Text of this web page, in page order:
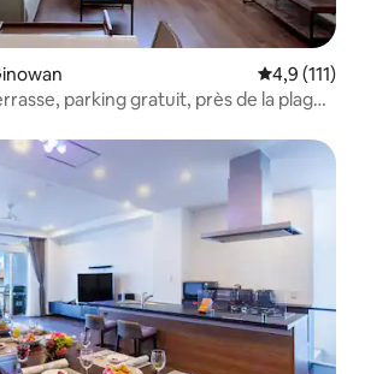
Évaluation
4,9 (111)
parking gratuit, près de la plage